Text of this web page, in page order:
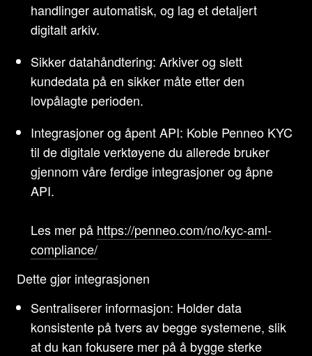
handlinger automatisk, og lag et detaljert
digitalt arkiv.
Sikker datahåndtering: Arkiver og slett
kundedata på en sikker måte etter den
lovpålagte perioden.
Integrasjoner og åpent API: Koble Penneo KYC
til de digitale verktøyene du allerede bruker
gjennom våre ferdige integrasjoner og åpne
API.
Les mer på https://penneo.com/no/kyc-aml-
compliance/
Dette gjør integrasjonen
Sentraliserer informasjon: Holder data
konsistente på tvers av begge systemene, slik
at du kan fokusere mer på å bygge sterke